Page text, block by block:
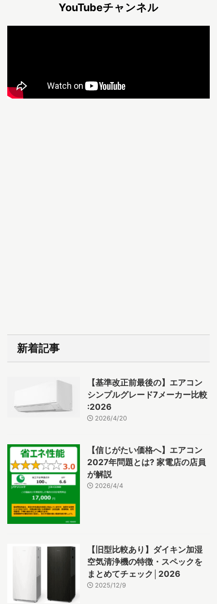
YouTubeチャンネル
新着記事
【基準改正前最後の】エアコン
シンプルグレード7メーカー比較
:2026
2026/4/20
【信じがたい価格へ】エアコン
2027年問題とは? 家電店の店員
が解説
2026/4/4
【旧型比較あり】ダイキン加湿
空気清浄機の特徴・スペックを
まとめてチェック│2026
2025/12/9